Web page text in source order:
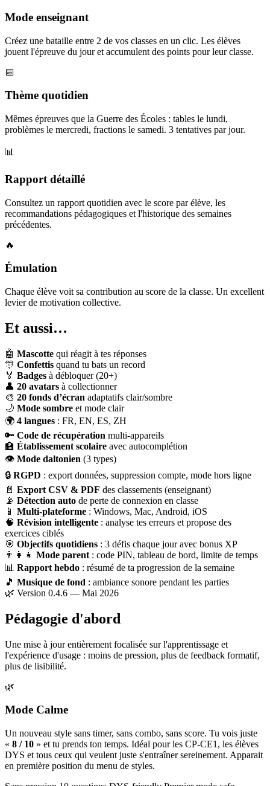
Mode enseignant
Créez une bataille entre 2 de vos classes en un clic. Les élèves
jouent l'épreuve du jour et accumulent des points pour leur classe.
📅
Thème quotidien
Mêmes épreuves que la Guerre des Écoles : tables le lundi,
problèmes le mercredi, fractions le samedi. 3 tentatives par jour.
📊
Rapport détaillé
Consultez un rapport quotidien avec le score par élève, les
recommandations pédagogiques et l'historique des semaines
précédentes.
🔥
Émulation
Chaque élève voit sa contribution au score de la classe. Un excellent
levier de motivation collective.
Et aussi…
🤖 Mascotte qui réagit à tes réponses
🎊 Confettis quand tu bats un record
🏅 Badges à débloquer (20+)
👤 20 avatars à collectionner
🎨 20 fonds d’écran adaptatifs clair/sombre
🌙 Mode sombre et mode clair
🌍 4 langues : FR, EN, ES, ZH
🔑 Code de récupération multi-appareils
🏫 Établissement scolaire avec autocomplétion
👁 Mode daltonien (3 types)
🔒 RGPD : export données, suppression compte, mode hors ligne
📄 Export CSV & PDF des classements (enseignant)
📡 Détection auto de perte de connexion en classe
📱 Multi-plateforme : Windows, Mac, Android, iOS
🧠 Révision intelligente : analyse tes erreurs et propose des
exercices ciblés
🎯 Objectifs quotidiens : 3 défis chaque jour avec bonus XP
👨‍👩‍👧 Mode parent : code PIN, tableau de bord, limite de temps
📊 Rapport hebdo : résumé de ta progression de la semaine
🎵 Musique de fond : ambiance sonore pendant les parties
🌿 Version 0.4.6 — Mai 2026
Pédagogie d'abord
Une mise à jour entièrement focalisée sur l'apprentissage et
l'expérience d'usage : moins de pression, plus de feedback formatif,
plus de lisibilité.
🌿
Mode Calme
Un nouveau style sans timer, sans combo, sans score. Tu vois juste
« 8 / 10 » et tu prends ton temps. Idéal pour les CP-CE1, les élèves
DYS et tous ceux qui veulent juste s'entraîner sereinement. Apparait
en première position du menu de styles.